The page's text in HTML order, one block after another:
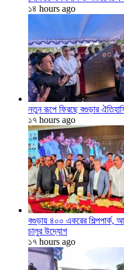
১৪ hours ago
নতুন রূপে ফিরছে বগুড়ার
১৭ hours ago
বগুড়ায় ৪০০ একরের শিল্পপার্ক,
চালুর উদ্যোগ
১৭ hours ago